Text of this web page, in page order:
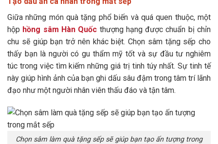
Giữa những món quà tặng phổ biến và quá quen thuộc, một
hộp hồng sâm Hàn Quốc thượng hạng được chuẩn bị chỉn
chu sẽ giúp bạn trở nên khác biệt. Chọn sâm tặng sếp cho
thấy bạn là người có gu thẩm mỹ tốt và sự đầu tư nghiêm
túc trong việc tìm kiếm những giá trị tinh túy nhất. Sự tinh tế
này giúp hình ảnh của bạn ghi dấu sâu đậm trong tâm trí lãnh
đạo như một người nhân viên thấu đáo và tận tâm.
Chọn sâm làm quà tặng sếp sẽ giúp bạn tạo ấn tượng trong